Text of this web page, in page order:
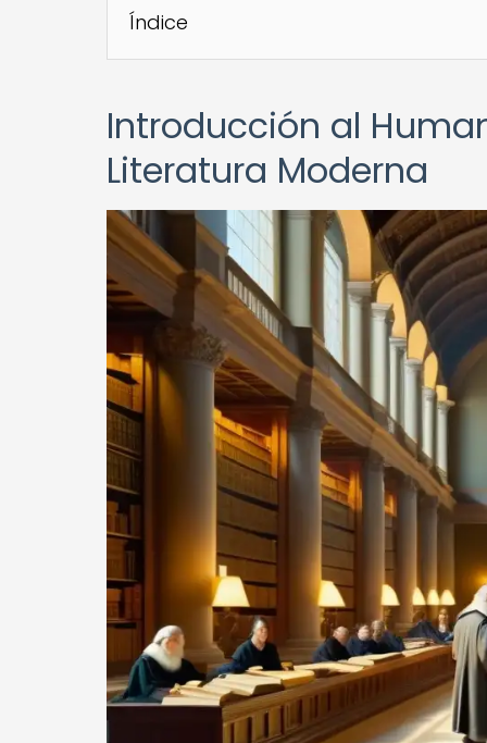
Índice
Introducción al
Literatura Moderna